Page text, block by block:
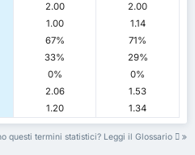
2.00
2.00
1.00
1.14
67%
71%
33%
29%
0%
0%
2.06
1.53
1.20 1.34
questi termini statistici? Leggi il Glossario